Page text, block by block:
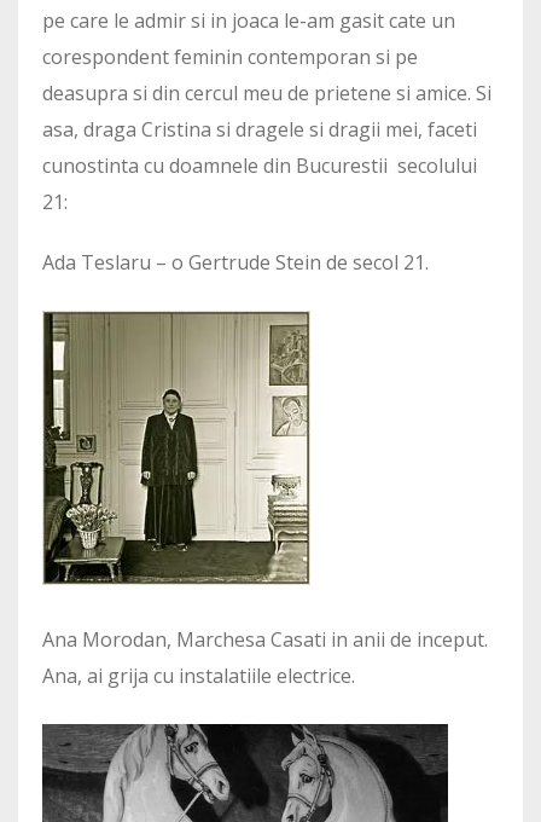
pe care le admir si in joaca le-am gasit cate un
corespondent feminin contemporan si pe
deasupra si din cercul meu de prietene si amice. Si
asa, draga Cristina si dragele si dragii mei, faceti
cunostinta cu doamnele din Bucurestii secolului
21:
Ada Teslaru – o Gertrude Stein de secol 21.
Ana Morodan, Marchesa Casati in anii de inceput.
Ana, ai grija cu instalatiile electrice.